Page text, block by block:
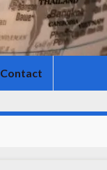
Contact